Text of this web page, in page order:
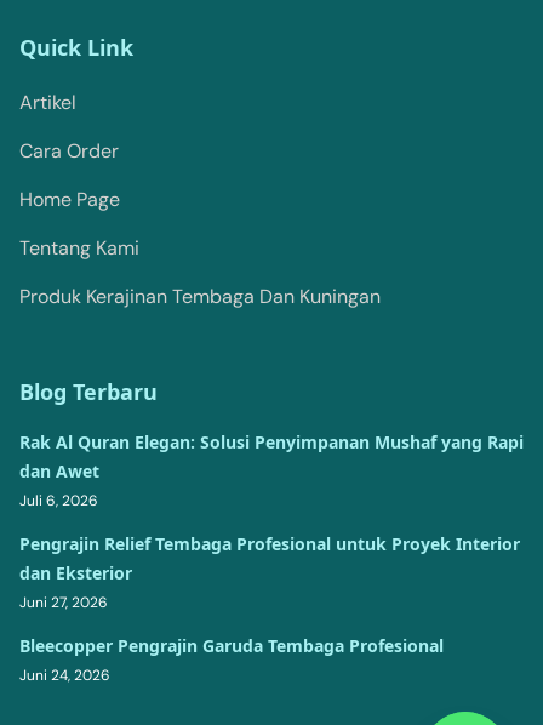
Quick Link
Artikel
Cara Order
Home Page
Tentang Kami
Produk Kerajinan Tembaga Dan Kuningan
Blog Terbaru
Rak Al Quran Elegan: Solusi Penyimpanan Mushaf yang Rapi
dan Awet
Juli 6, 2026
Pengrajin Relief Tembaga Profesional untuk Proyek Interior
dan Eksterior
Juni 27, 2026
Bleecopper Pengrajin Garuda Tembaga Profesional
Juni 24, 2026